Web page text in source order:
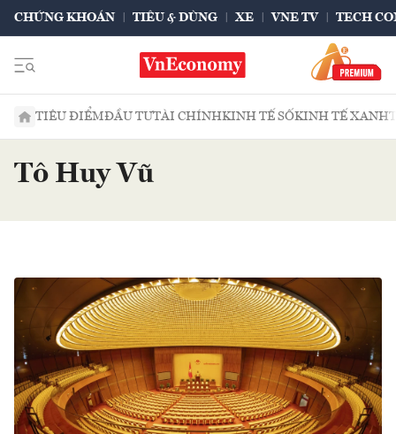
CHỨNG KHOÁN TIÊU & DÙNG XE VNE TV TECH
TIÊU ĐIỂMĐẦU TƯTÀI CHÍNHKINH TẾ SỐKINH TẾ XANH
Tô Huy Vũ